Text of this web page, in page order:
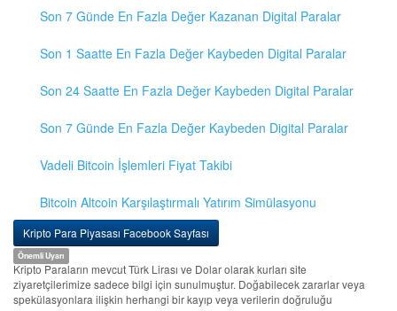
Son 7 Günde En Fazla Değer Kazanan Digital Paralar
Son 1 Saatte En Fazla Değer Kaybeden Digital Paralar
Son 24 Saatte En Fazla Değer Kaybeden Digital Paralar
Son 7 Günde En Fazla Değer Kaybeden Digital Paralar
Vadeli Bitcoin İşlemleri Fiyat Takibi
Bitcoin Altcoin Karşılaştırmalı Yatırım Simülasyonu
Kripto Para Piyasası Facebook Sayfası
Önemli Uyarı
Kripto Paraların mevcut Türk Lirası ve Dolar olarak kurları site
ziyaretçilerimize sadece bilgi için sunulmuştur. Doğabilecek zararlar veya
spekülasyonlara ilişkin herhangi bir kayıp veya verilerin doğruluğu